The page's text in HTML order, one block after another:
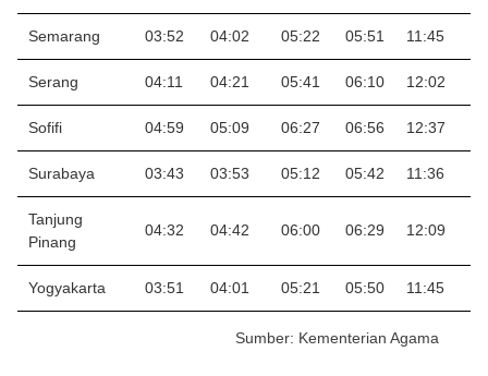
Semarang 03:52 04:02 05:22 05:51 11:45
Serang 04:11 04:21 05:41 06:10 12:02
Sofifi 04:59 05:09 06:27 06:56 12:37
Surabaya 03:43 03:53 05:12 05:42 11:36
Tanjung
Pinang
04:32 04:42 06:00 06:29 12:09
Yogyakarta 03:51 04:01 05:21 05:50 11:45
Sumber: Kementerian Agama